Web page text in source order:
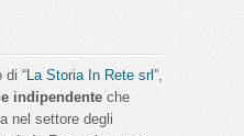
di “La Storia In Rete srl”,
indipendente che
nel settore degli